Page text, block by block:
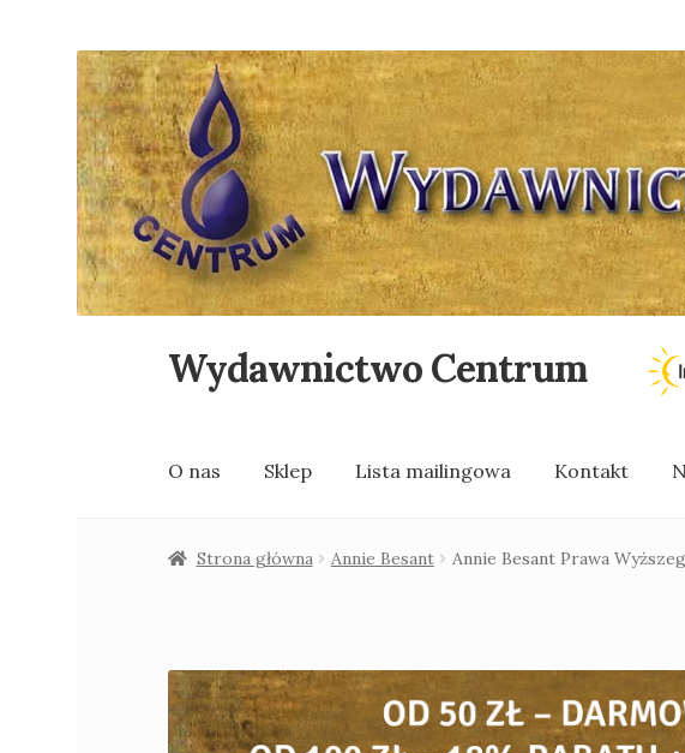
Przejdź
do
Przejdź
do
Wydawnictwo Centrum
O nas Sklep Lista mailingowa Kontakt
Strona główna Annie Besant Annie Besant Prawa